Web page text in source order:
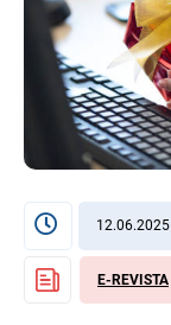
12.06.2025
E-REVISTA